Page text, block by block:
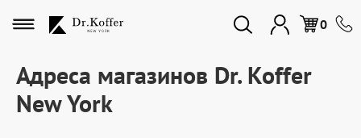
0
Избранное
Дорожная коллекция
Адреса магазинов Dr. Koffer
New York